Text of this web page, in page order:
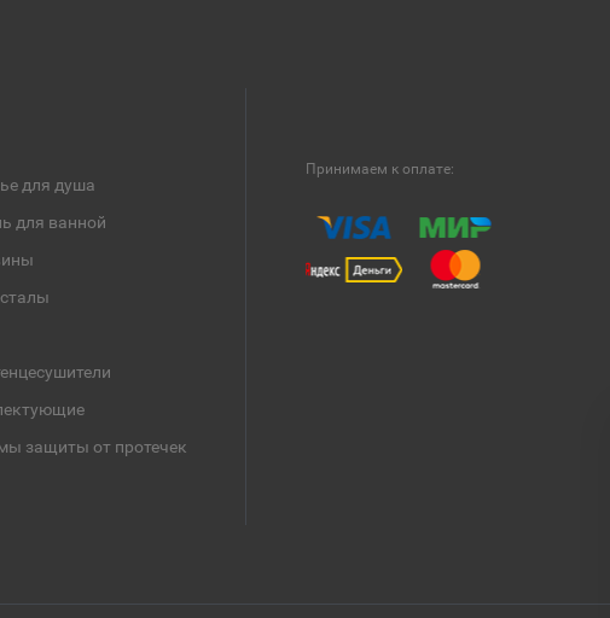
для душа
для ванной
защиты от протечек
Принимаем к оплате: